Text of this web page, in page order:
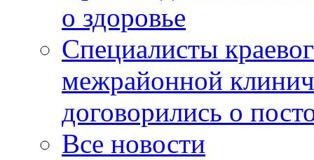
о здоровье
Специалисты
межрайонной
договорились о
Все новости